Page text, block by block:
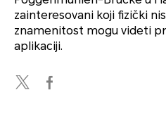
zainteresovani koji fizički
znamenitost mogu videti
aplikaciji.